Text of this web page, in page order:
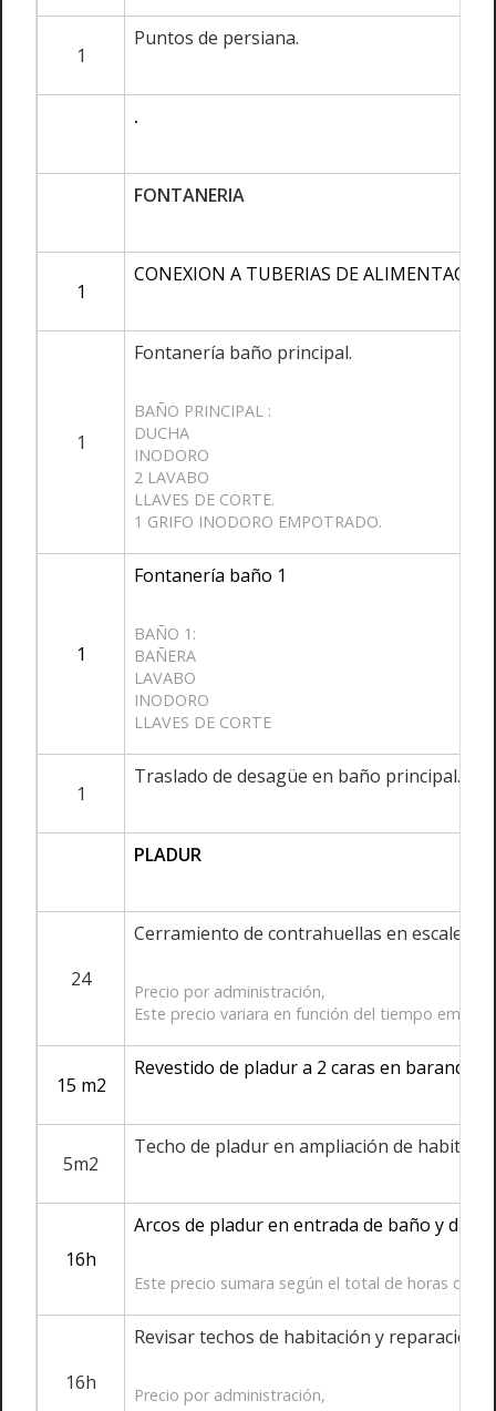
1
Puntos de persiana.
.
FONTANERIA
1
CONEXION A TUBERIAS DE
1
Fontanería baño principal.
BAÑO PRINCIPAL :
DUCHA
INODORO
2 LAVABO
LLAVES DE CORTE.
1 GRIFO INODORO EMPOTRADO.
1
Fontanería baño 1
BAÑO 1:
BAÑERA
LAVABO
INODORO
LLAVES DE CORTE
1
Traslado de desagüe en baño principal.
PLADUR
24
Cerramiento de contrahuellas en escalera
Precio por administración,
Este precio variara en función del tiempo
15 m2
Revestido de pladur a 2 caras en barandilla.
5m2
Techo de pladur en ampliación de
16h
Arcos de pladur en entrada de baño y
Este precio sumara según el total de horas que
16h
Revisar techos de habitación y
Precio por administración,